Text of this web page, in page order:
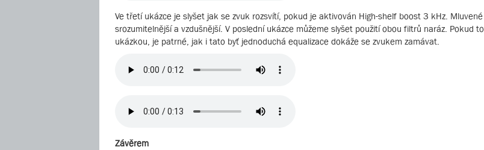
Ve třetí ukázce je slyšet jak se zvuk rozsvítí, pokud je aktivován High-shelf boost 3 kHz.
srozumitelnější a vzdušnější. V poslední ukázce můžeme slyšet použití obou filtrů naráz. Pokud
ukázkou, je patrné, jak i tato byť jednoduchá equalizace dokáže se zvukem zamávat.
Závěrem